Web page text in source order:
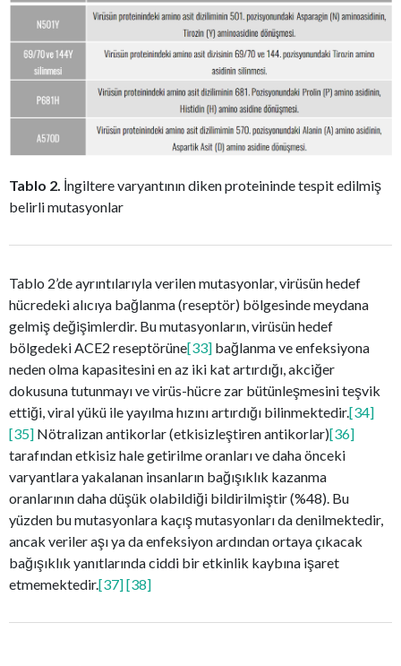
Tablo 2. İngiltere varyantının diken proteininde tespit edilmiş
belirli mutasyonlar
Tablo 2’de ayrıntılarıyla verilen mutasyonlar, virüsün hedef
hücredeki alıcıya bağlanma (reseptör) bölgesinde meydana
gelmiş değişimlerdir. Bu mutasyonların, virüsün hedef
bölgedeki ACE2 reseptörüne[33] bağlanma ve enfeksiyona
neden olma kapasitesini en az iki kat artırdığı, akciğer
dokusuna tutunmayı ve virüs-hücre zar bütünleşmesini teşvik
ettiği, viral yükü ile yayılma hızını artırdığı bilinmektedir.[34]
[35] Nötralizan antikorlar (etkisizleştiren antikorlar)[36]
tarafından etkisiz hale getirilme oranları ve daha önceki
varyantlara yakalanan insanların bağışıklık kazanma
oranlarının daha düşük olabildiği bildirilmiştir (%48). Bu
yüzden bu mutasyonlara kaçış mutasyonları da denilmektedir,
ancak veriler aşı ya da enfeksiyon ardından ortaya çıkacak
bağışıklık yanıtlarında ciddi bir etkinlik kaybına işaret
etmemektedir.[37][38]